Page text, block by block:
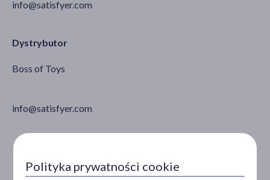
info@satisfyer.com
Dystrybutor
Boss of Toys
info@satisfyer.com
Polityka prywatności cookie